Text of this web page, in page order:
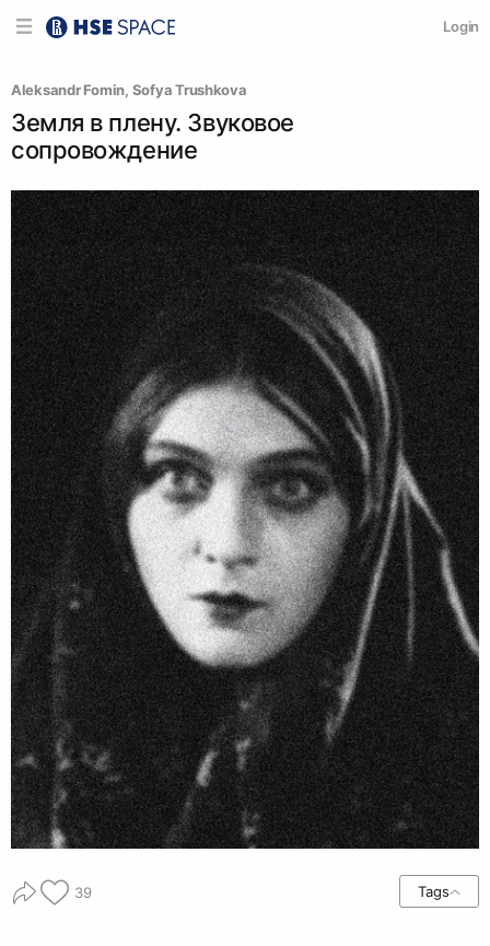
Login
Aleksandr Fomin, Sofya Trushkova
Земля в плену. Звуковое
сопровождение
39 Tags